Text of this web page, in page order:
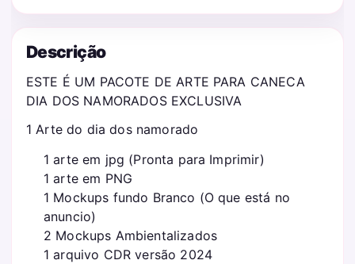
Descrição
ESTE É UM PACOTE DE ARTE PARA CANECA
DIA DOS NAMORADOS EXCLUSIVA
1 Arte do dia dos namorado
1 arte em jpg (Pronta para Imprimir)
1 arte em PNG
1 Mockups fundo Branco (O que está no
anuncio)
2 Mockups Ambientalizados
1 arquivo CDR versão 2024